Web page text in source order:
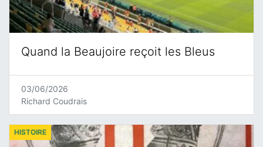
Quand la Beaujoire reçoit les Bleus
03/06/2026
Richard Coudrais
HISTOIRE